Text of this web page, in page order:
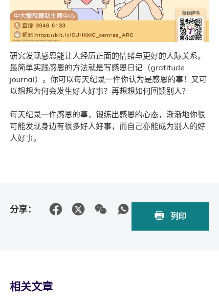
研究发现感恩能让人经历正面的情绪与更好的人际关系。
最简单实践感恩的方法就是写感恩日记（gratitude
journal）。你可以每天纪录一件你认为是感恩的事！又可
以想想为何会发生好人好事？再想想如何回馈别人？
每天纪录一件感恩的事，锻练出感恩的心态，渐渐地你很
可能发现身边有很多好人好事，而自己亦能成为别人的好
人好事。
分享：
列印
相关文章